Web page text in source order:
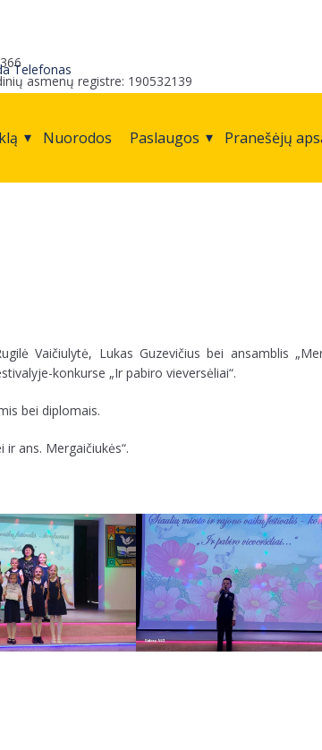
asmenų registre: 190532139
Nuorodos Paslaugos Pranešėjų
Vaičiulytė, Lukas Guzevičius bei ansamblis
konkurse „Ir pabiro vieversėliai“.
bei diplomais.
ans. Mergaičiukės“.